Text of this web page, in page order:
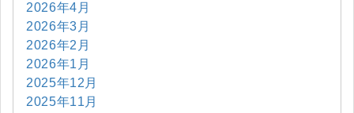
2026年4月
2026年3月
2026年2月
2026年1月
2025年12月
2025年11月